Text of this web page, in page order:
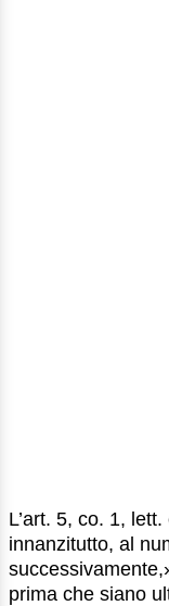
L’art. 5, co. 1,
innanzitutto, al
prima che siano